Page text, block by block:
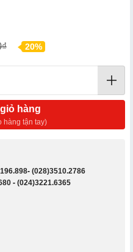
20%
hàng
hàng tận tay)
- (028)3510.2786
- (024)3221.6365